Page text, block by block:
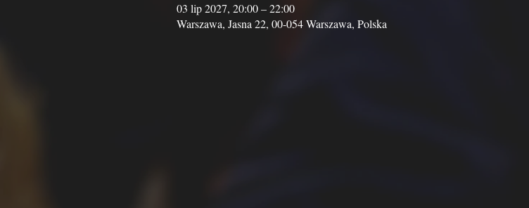
03 lip 2027, 20:00 – 22:00
Warszawa, Jasna 22, 00-054 Warszawa, Polska